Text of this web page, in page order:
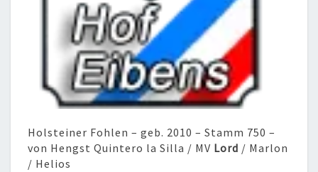
Holsteiner Fohlen – geb. 2010 – Stamm 750 –
von Hengst Quintero la Silla / MV Lord / Marlon
/ Helios